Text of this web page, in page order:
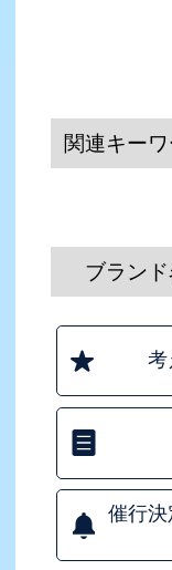
関連キー
ブランド
考
催行